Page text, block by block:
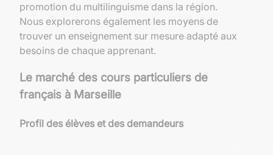
promotion du multilinguisme dans la région.
Nous explorerons également les moyens de
trouver un enseignement sur mesure adapté aux
besoins de chaque apprenant.
Le marché des cours particuliers de
français à Marseille
Profil des élèves et des demandeurs